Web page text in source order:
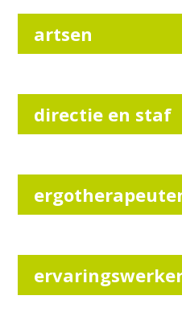
artsen
directie en staf